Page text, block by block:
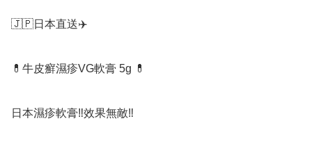
🇯🇵日本直送✈️
💊牛皮癬濕疹VG軟膏 5g 💊
日本濕疹軟膏‼️效果無敵‼️